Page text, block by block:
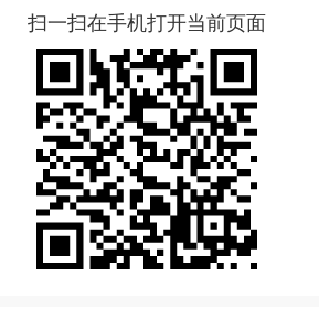
扫一扫在手机打开当前页面